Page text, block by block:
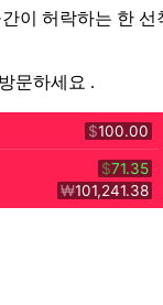
이 허락하는 한 선
문하세요 .